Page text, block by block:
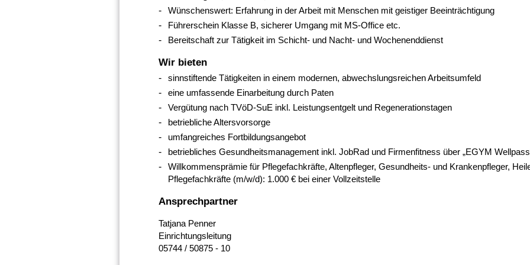
Wünschenswert: Erfahrung in der Arbeit mit Menschen mit geistiger Beeinträchtigung
Führerschein Klasse B, sicherer Umgang mit MS-Office etc.
Bereitschaft zur Tätigkeit im Schicht- und Nacht- und Wochenenddienst
Wir bieten
sinnstiftende Tätigkeiten in einem modernen, abwechslungsreichen Arbeitsumfeld
eine umfassende Einarbeitung durch Paten
Vergütung nach TVöD-SuE inkl. Leistungsentgelt und Regenerationstagen
betriebliche Altersvorsorge
umfangreiches Fortbildungsangebot
betriebliches Gesundheitsmanagement inkl. JobRad und Firmenfitness über „EGYM
Willkommensprämie für Pflegefachkräfte, Altenpfleger, Gesundheits- und Krankenpfleger,
Pflegefachkräfte (m/w/d): 1.000 € bei einer Vollzeitstelle
Ansprechpartner
Tatjana Penner
Einrichtungsleitung
05744 / 50875 - 10